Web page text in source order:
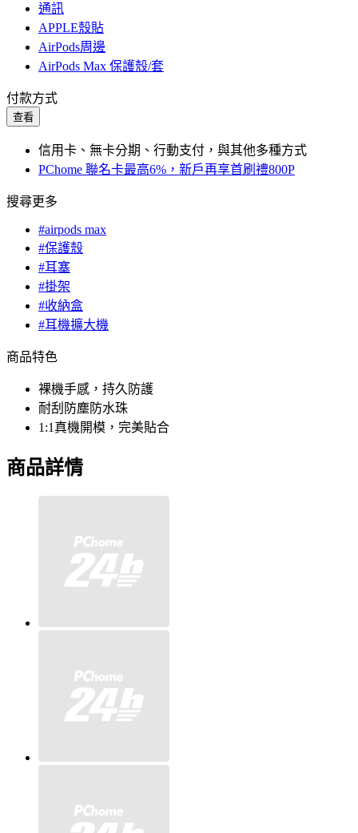
通訊
APPLE殼貼
AirPods周邊
AirPods Max 保護殼/套
付款方式
查看
信用卡、無卡分期、行動支付，與其他多種方式
PChome 聯名卡最高6%，新戶再享首刷禮800P
搜尋更多
#airpods max
#保護殼
#耳塞
#掛架
#收納盒
#耳機擴大機
商品特色
裸機手感，持久防護
耐刮防塵防水珠
1:1真機開模，完美貼合
商品詳情